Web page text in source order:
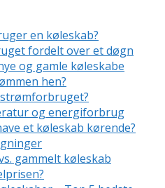
en køleskab?
fordelt over et døgn
og gamle køleskabe
hen?
og energiforbrug
et køleskab kørende?
gammelt køleskab